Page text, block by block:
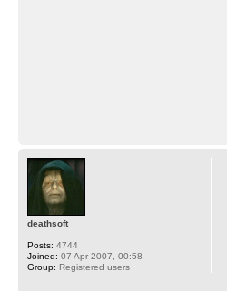
deathsoft
Posts: 4744
Joined: 07 Apr 2007, 00:58
Group: Registered users